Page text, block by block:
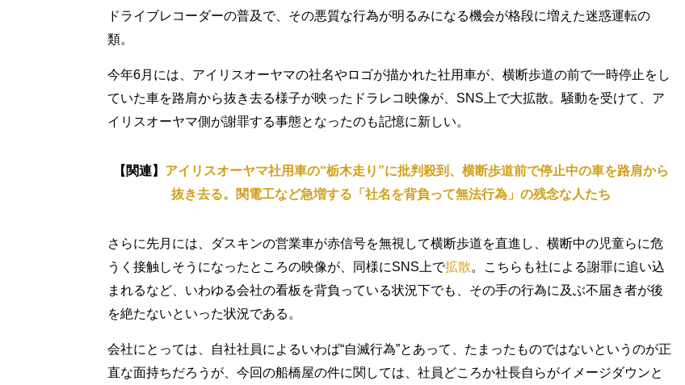
ドライブレコーダーの普及で、その悪質な行為が明るみになる機会が格段に増えた迷惑運転の
類。
今年6月には、アイリスオーヤマの社名やロゴが描かれた社用車が、横断歩道の前で一時停止をし
ていた車を路肩から抜き去る様子が映ったドラレコ映像が、SNS上で大拡散。騒動を受けて、ア
イリスオーヤマ側が謝罪する事態となったのも記憶に新しい。
【関連】 アイリスオーヤマ社用車の“栃木走り”に批判殺到、横断歩道前で停止中の車を路肩から
抜き去る。関電工など急増する「社名を背負って無法行為」の残念な人たち
さらに先月には、ダスキンの営業車が赤信号を無視して横断歩道を直進し、横断中の児童らに危
うく接触しそうになったところの映像が、同様にSNS上で拡散。こちらも社による謝罪に追い込
まれるなど、いわゆる会社の看板を背負っている状況下でも、その手の行為に及ぶ不届き者が後
を絶たないといった状況である。
会社にとっては、自社社員によるいわば“自滅行為”とあって、たまったものではないというのが正
直な面持ちだろうが、今回の船橋屋の件に関しては、社員どころか社長自らがイメージダウンと